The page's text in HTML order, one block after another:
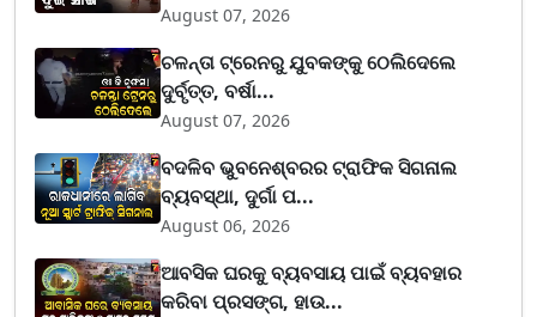
August 07, 2026
ଚଳନ୍ତା ଟ୍ରେନରୁ ଯୁବକଙ୍କୁ ଠେଲିଦେଲେ
ଦୁର୍ବୃତ୍ତ, ବର୍ଷା...
August 07, 2026
ବଦଳିବ ଭୁବନେଶ୍ବରର ଟ୍ରାଫିକ ସିଗନାଲ
ବ୍ୟବସ୍ଥା, ଦୁର୍ଗା ପ...
August 06, 2026
ଆବସିକ ଘରକୁ ବ୍ୟବସାୟ ପାଇଁ ବ୍ୟବହାର
କରିବା ପ୍ରସଙ୍ଗ, ହାଉ...